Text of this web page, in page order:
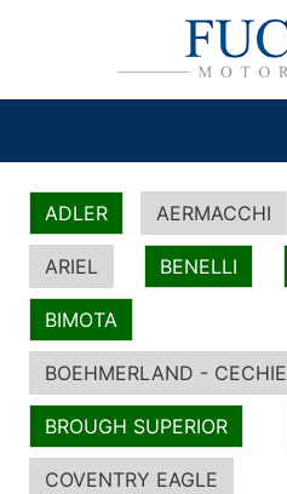
ADLER AERMACCHI
ARIEL BENELLI
BIMOTA
BOEHMERLAND - CECHIE
BROUGH SUPERIOR
COVENTRY EAGLE